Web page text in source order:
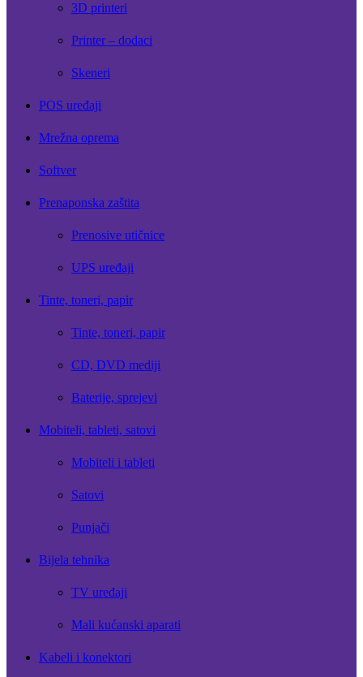
3D printeri
Printer – dodaci
Skeneri
POS uređaji
Mrežna oprema
Softver
Prenaponska zaštita
Prenosive utičnice
UPS uređaji
Tinte, toneri, papir
Tinte, toneri, papir
CD, DVD mediji
Baterije, sprejevi
Mobiteli, tableti, satovi
Mobiteli i tableti
Satovi
Punjači
Bijela tehnika
TV uređaji
Mali kućanski aparati
Kabeli i konektori